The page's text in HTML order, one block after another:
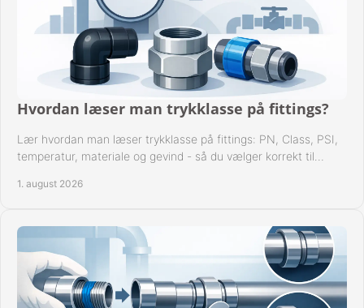
Hvordan læser man trykklasse på fittings?
Lær hvordan man læser trykklasse på fittings: PN, Class, PSI,
temperatur, materiale og gevind - så du vælger korrekt til
1. august 2026